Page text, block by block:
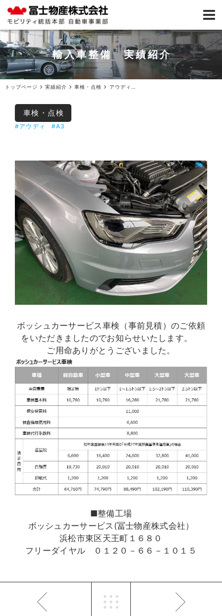
輸入車整備 実績紹介
トップページ 実績紹介 車検・点検
車検・点検
#アウディ #A3
ボッシュカーサービス車検（事前見積）のご依頼
をいただきましたのでお知らせいたします。
ご用命ありがとうございました。
■整備工場
ボッシュカーサービス(冨士物産株式会社）
浜松市東区天王町１６８０
フリーダイヤル ０１２０－６６－１０１５